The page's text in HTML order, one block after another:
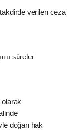
verilen ceza
süreleri
olarak
doğan hak